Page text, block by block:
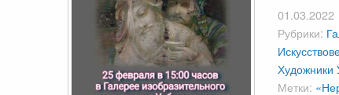
01.03.2022
Рубрики:
Художники
Метки: